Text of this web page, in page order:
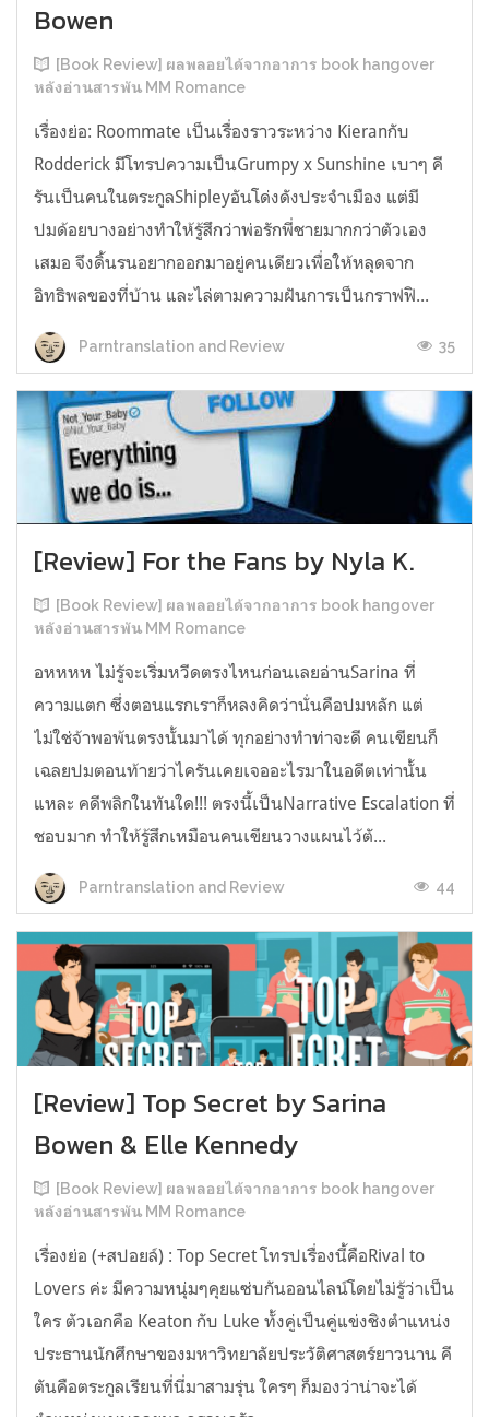
Bowen
[Book Review] ผลพลอยได้จากอาการ book hangover
หลังอ่านสารพัน MM Romance
เรื่องย่อ: Roommate เป็นเรื่องราวระหว่าง Kieranกับ
Rodderick มีโทรปความเป็นGrumpy x Sunshine เบาๆ คี
รันเป็นคนในตระกูลShipleyอันโด่งดังประจำเมือง แต่มี
ปมด้อยบางอย่างทำให้รู้สึกว่าพ่อรักพี่ชายมากกว่าตัวเอง
เสมอ จึงดิ้นรนอยากออกมาอยู่คนเดียวเพื่อให้หลุดจาก
อิทธิพลของที่บ้าน และไล่ตามความฝันการเป็นกราฟฟิ...
Parntranslation and Review 35
[Review] For the Fans by Nyla K.
[Book Review] ผลพลอยได้จากอาการ book hangover
หลังอ่านสารพัน MM Romance
อหหหห ไม่รู้จะเริ่มหวีดตรงไหนก่อนเลยอ่านSarina ที่
ความแตก ซึ่งตอนแรกเราก็หลงคิดว่านั่นคือปมหลัก แต่
ไม่ใช่จ้าพอพ้นตรงนั้นมาได้ ทุกอย่างทำท่าจะดี คนเขียนก็
เฉลยปมตอนท้ายว่าไครันเคยเจออะไรมาในอดีตเท่านั้น
แหละ คดีพลิกในทันใด!!! ตรงนี้เป็นNarrative Escalation ที่
ชอบมาก ทำให้รู้สึกเหมือนคนเขียนวางแผนไว้ตั...
Parntranslation and Review 44
[Review] Top Secret by Sarina
Bowen & Elle Kennedy
[Book Review] ผลพลอยได้จากอาการ book hangover
หลังอ่านสารพัน MM Romance
เรื่องย่อ (+สปอยล์) : Top Secret โทรปเรื่องนี้คือRival to
Lovers ค่ะ มีความหนุ่มๆคุยแซ่บกันออนไลน์โดยไม่รู้ว่าเป็น
ใคร ตัวเอกคือ Keaton กับ Luke ทั้งคู่เป็นคู่แข่งชิงตำแหน่ง
ประธานนักศึกษาของมหาวิทยาลัยประวัติศาสตร์ยาวนาน คี
ตันคือตระกูลเรียนที่นี่มาสามรุ่น ใครๆ ก็มองว่าน่าจะได้